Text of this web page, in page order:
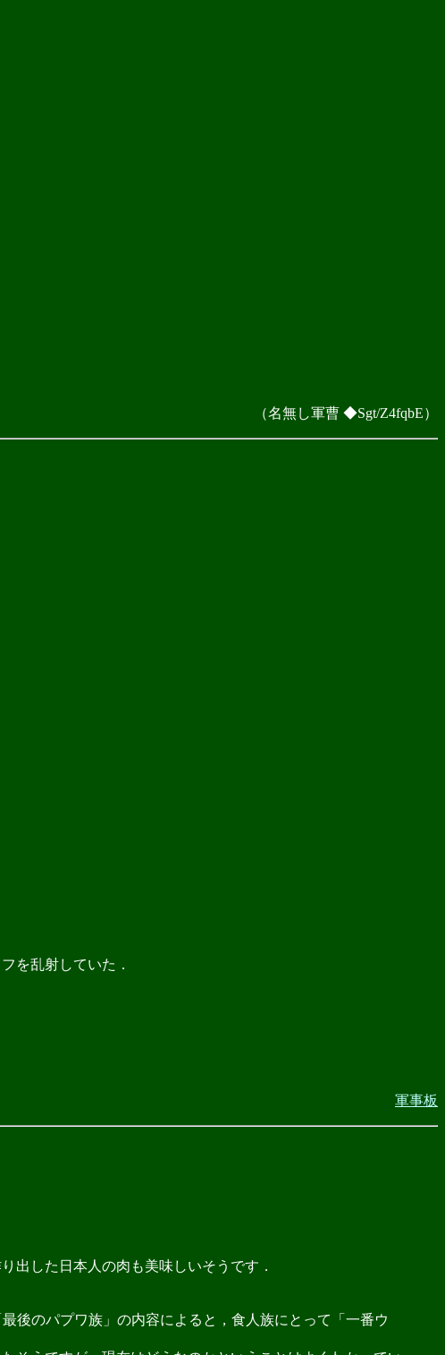
（名無し軍曹 ◆Sgt/Z4fqbE）
を乱射していた．
軍事板
出した日本人の肉も美味しいそうです．
後のパプワ族」の内容によると，食人族にとって「一番ウ